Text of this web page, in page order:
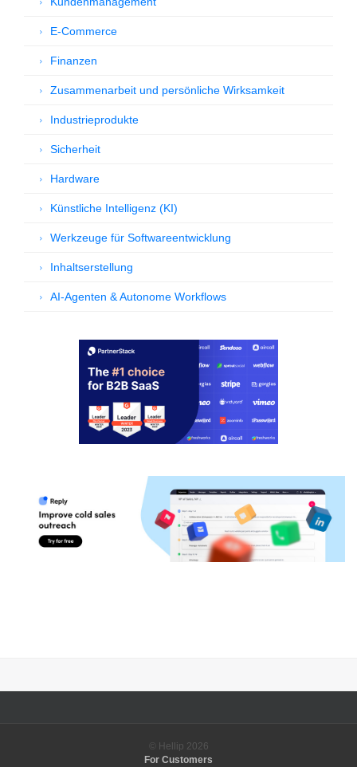
E-Commerce
Finanzen
Zusammenarbeit und persönliche Wirksamkeit
Industrieprodukte
Sicherheit
Hardware
Künstliche Intelligenz (KI)
Werkzeuge für Softwareentwicklung
Inhaltserstellung
AI-Agenten & Autonome Workflows
© Hellip 2026
For Customers